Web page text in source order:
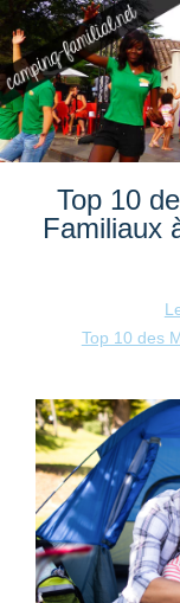
Top 10
Familiaux
Top 10 des